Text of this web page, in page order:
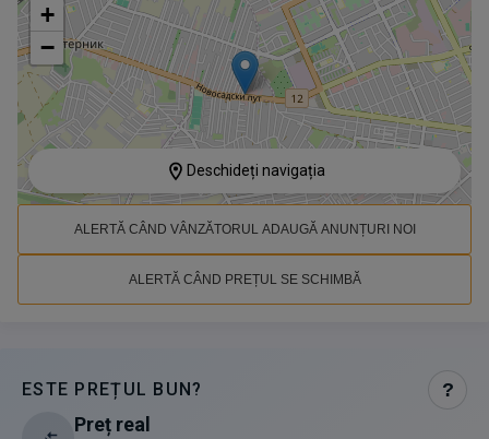
+
−
Deschideți navigația
ALERTĂ CÂND VÂNZĂTORUL ADAUGĂ ANUNȚURI NOI
ALERTĂ CÂND PREȚUL SE SCHIMBĂ
ESTE PREȚUL BUN? ?
Preț real